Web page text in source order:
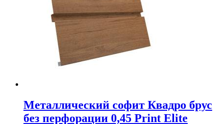
Металлический софит Квадро брус
без перфорации 0,45 Print Elite